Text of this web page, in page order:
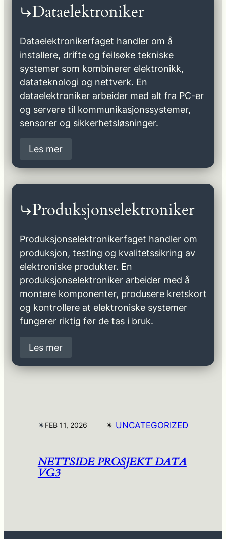
Dataelektroniker
Dataelektronikerfaget handler om å
installere, drifte og feilsøke tekniske
systemer som kombinerer elektronikk,
datateknologi og nettverk. En
dataelektroniker arbeider med alt fra PC-er
og servere til kommunikasjonssystemer,
sensorer og sikkerhetsløsninger.
Les mer
Produksjonselektroniker
Produksjonselektronikerfaget handler om
produksjon, testing og kvalitetssikring av
elektroniske produkter. En
produksjonselektroniker arbeider med å
montere komponenter, produsere kretskort
og kontrollere at elektroniske systemer
fungerer riktig før de tas i bruk.
Les mer
✴︎FEB 11, 2026 ✴︎ UNCATEGORIZED
NETTSIDE PROSJEKT DATA
VG3